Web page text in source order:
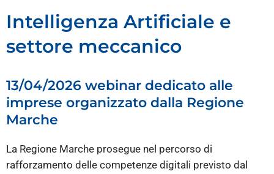
Intelligenza Artificiale e
settore meccanico
13/04/2026 webinar dedicato alle
imprese organizzato dalla Regione
Marche
La Regione Marche prosegue nel percorso di
rafforzamento delle competenze digitali previsto dal